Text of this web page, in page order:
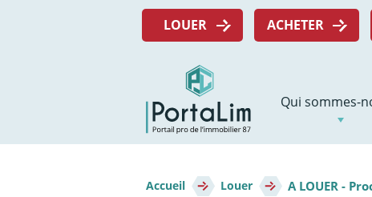
Menu
LOUER ACHETER
Navigation
principale
Qui sommes-
d'Ariane
Accueil Louer A LOUER -